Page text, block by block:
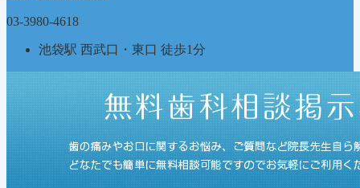
03-3980-4618
池袋駅 西武口・東口 徒歩1分